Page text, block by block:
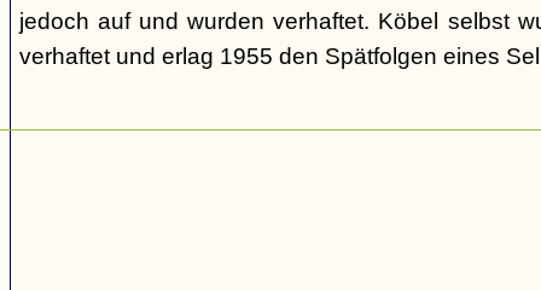
jedoch auf und wurden verhaftet. Köbel selbst
verhaftet und erlag 1955 den Spätfolgen eines